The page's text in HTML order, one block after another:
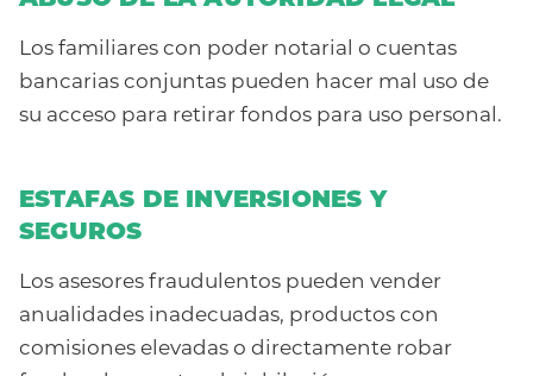
Los familiares con poder notarial o cuentas
bancarias conjuntas pueden hacer mal uso de
su acceso para retirar fondos para uso personal.
ESTAFAS DE INVERSIONES Y
SEGUROS
Los asesores fraudulentos pueden vender
anualidades inadecuadas, productos con
comisiones elevadas o directamente robar